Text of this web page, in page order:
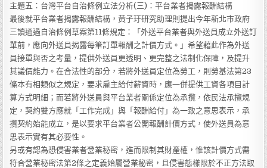
主題五：台灣平台自治條例立法分析(三)：平台業者揭露報酬結構
最後就平台業者揭露報酬結構，黃子玗研究助理則提出今年新北市政府
三讀通過自治條例草案第11條規定：「外送平台業者與外送員成立外送訂
單前，應向外送員揭露每筆訂單報酬之計價方式。」希望藉此作為外送
員接單與否之考量，提供外送員更透明、更完整之法制化保障，及提升
其議價能力。在合法性的部分，若將外送員定位為勞工，則勞基法第23
條本有相類似之規定，要求雇主給付薪資時，應一併提供工資各項目計
算方式明細；而若將外送員與平台業者關係定位為承攬，依民法承攬規
定，契約雙方應就「工作完成」與「報酬給付」為一致之意思表示，承
攬契約始能成立，是以要求平台業者公開報酬計價方式，使外送員為意
思表示實有其必要性。
另或有認為恐侵害業者營業秘密，進而限制其財產權，惟該計價方式需
符合營業秘密法第2條之定義始屬營業秘密，且侵害態樣限於不正方法取